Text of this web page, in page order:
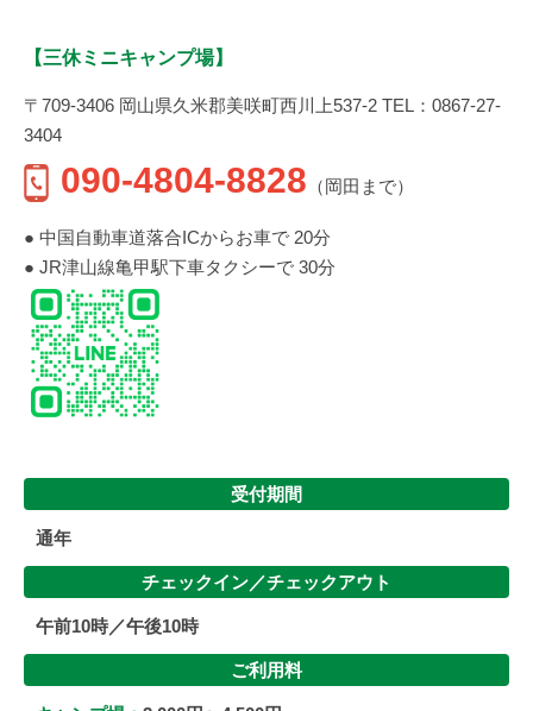
【三休ミニキャンプ場】
〒709-3406 岡山県久米郡美咲町西川上537-2 TEL：0867-27-
3404
090-4804-8828 （岡田まで）
● 中国自動車道落合ICからお車で 20分
● JR津山線亀甲駅下車タクシーで 30分
受付期間
通年
チェックイン／チェックアウト
午前10時／午後10時
ご利用料